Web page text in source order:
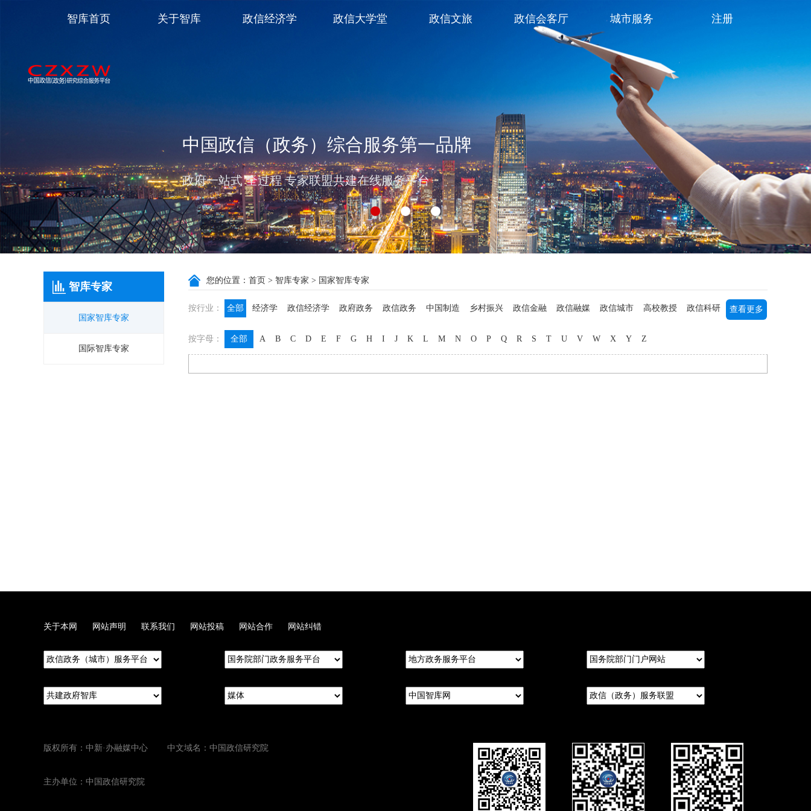
中国政信（政务）综合服务第一品牌
政府一站式 全过程 专家联盟共建在线服务平台
智库首页 关于智库 政信经济学 政信大学堂 政信文旅 政信会客厅 城市服务 注册
智库专家
国家智库专家
国际智库专家
您的位置： 首页 > 智库专家 > 国家智库专家
按行业： 全部 经济学 政信经济学 政府政务 政信政务 中国制造 乡村振兴 政信金融 政信融媒 政信城市 高校教授
政信科研
膳食养生
名医西药 非遗文化 中西厨师 地方美食 教育专家 品牌打造 自媒主播 社团公益 三农研究
查看更多
按字母： 全部 A B C D E F G H I J K L M N O P Q R S T U V W X Y Z
关于本网 网站声明 联系我们 网站投稿 网站合作 网站纠错
版权所有：中新·办融媒中心 中文域名：中国政信研究院
主办单位：中国政信研究院